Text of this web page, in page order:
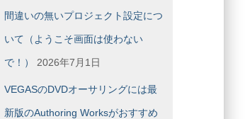
ブ間違いの無いプロジェクト設定につ
いて（ようこそ画面は使わない
で！） 2026年7月1日
VEGASのDVDオーサリングには最
新版のAuthoring Worksがおすすめ